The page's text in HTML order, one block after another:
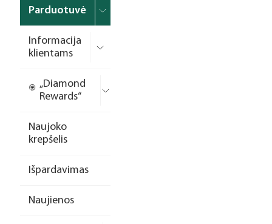
Parduotuvė
Informacija
klientams
„Diamond
Rewards“
Naujoko
krepšelis
Išpardavimas
Naujienos